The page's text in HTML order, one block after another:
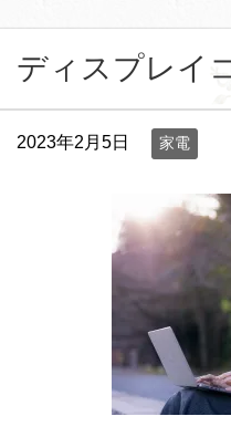
ディスプレイ
2023年2月5日 家電